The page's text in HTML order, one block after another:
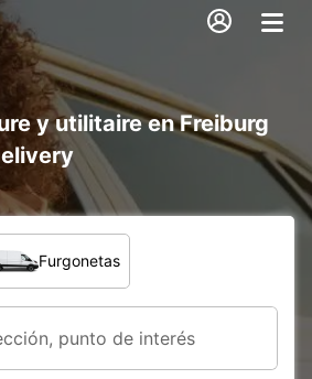
y utilitaire en Freiburg
Furgonetas